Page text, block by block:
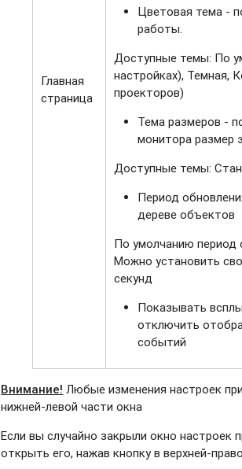
Главная
страница
Цветовая тема -
работы.
Доступные темы: По
настройках), Темная,
проекторов)
Тема размеров -
монитора размер
Доступные темы:
Период
дереве объектов
По умолчанию период
Можно установить
секунд
Показывать
отключить
событий
Внимание! Любые изменения настроек
нижней-левой части окна
Если вы случайно закрыли окно
открыть его, нажав кнопку в верхней-